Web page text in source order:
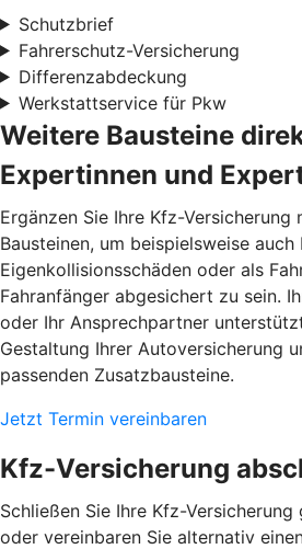
Schutzbrief
Fahrerschutz-Versicherung
Differenzabdeckung
Werkstattservice für Pkw
Weitere Bausteine
Expertinnen und
Ergänzen Sie Ihre Kfz-Versicherung
Bausteinen, um beispielsweise auch
Eigenkollisionsschäden oder als
Fahranfänger abgesichert zu sein.
oder Ihr Ansprechpartner
Gestaltung Ihrer Autoversicherung
passenden Zusatzbausteine.
Jetzt Termin vereinbaren
Kfz-Versicherung
Schließen Sie Ihre Kfz-
oder vereinbaren Sie alternativ